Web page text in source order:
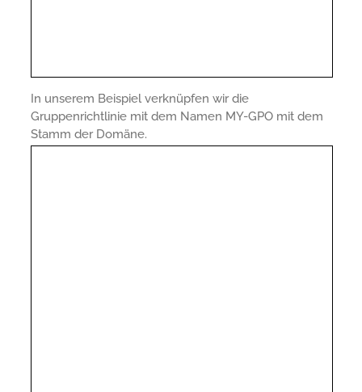
In unserem Beispiel verknüpfen wir die
Gruppenrichtlinie mit dem Namen MY-GPO mit dem
Stamm der Domäne.